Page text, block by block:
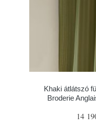
Khaki átlátszó
Broderie
14